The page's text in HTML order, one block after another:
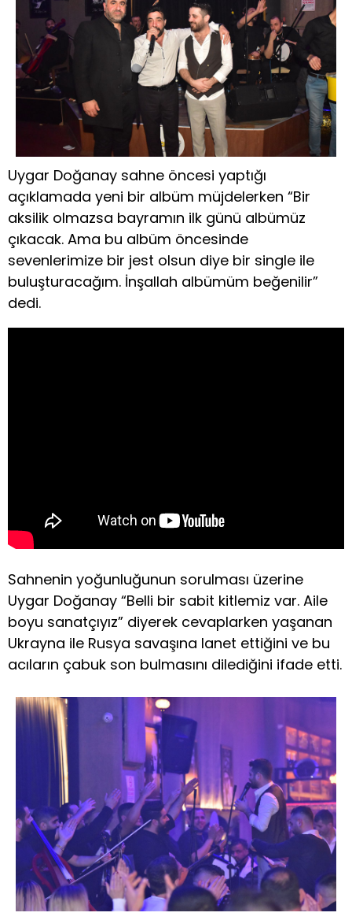
Uygar Doğanay sahne öncesi yaptığı
açıklamada yeni bir albüm müjdelerken “Bir
aksilik olmazsa bayramın ilk günü albümüz
çıkacak. Ama bu albüm öncesinde
sevenlerimize bir jest olsun diye bir single ile
buluşturacağım. İnşallah albümüm beğenilir”
dedi.
Sahnenin yoğunluğunun sorulması üzerine
Uygar Doğanay “Belli bir sabit kitlemiz var. Aile
boyu sanatçıyız” diyerek cevaplarken yaşanan
Ukrayna ile Rusya savaşına lanet ettiğini ve bu
acıların çabuk son bulmasını dilediğini ifade etti.